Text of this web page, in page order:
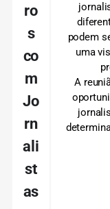
ro
s
co
m
Jo
rn
ali
st
as
podem
uma
A